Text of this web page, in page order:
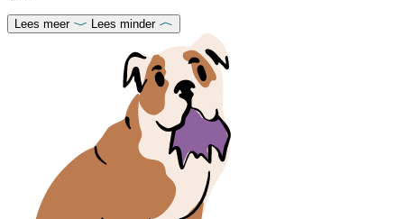
Lees meer Lees minder